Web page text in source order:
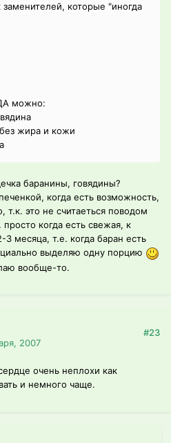
которые "иногда
можно:
жира и кожи
баранины, говядины?
когда есть возможность,
т.к. это не считаеться поводом
когда есть свежая, к
месяца, т.е. когда баран есть
выделяю одну порцию
вообще-то.
2007
#23
очень неплохи как
и немного чаще.